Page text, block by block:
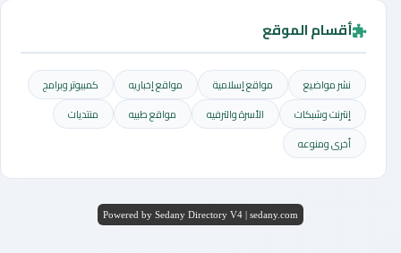
أقسام الموقع
نشر مواضيع مواقع إسلامية مواقع إخباريه
كمبيوتر وبرامج
إنترنت وشبكات
الأسرة والترفيه مواقع طبيه
منتديات
أخرى ومنوعه
Powered by Sedany Directory V4 | sedany.com